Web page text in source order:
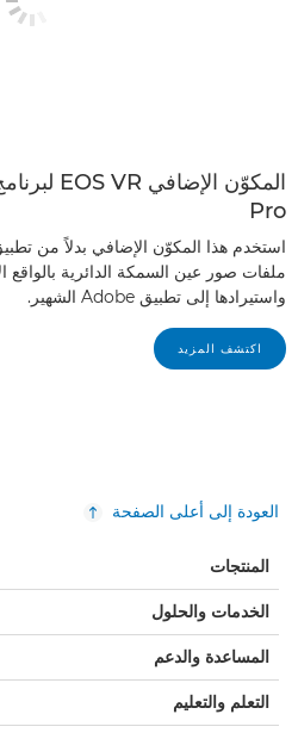
Pro
واستيرادها إلى تطبيق Adobe الشهير.
اكتشف المزيد
العودة إلى أعلى الصفحة
المنتجات
الخدمات والحلول
المساعدة والدعم
التعلم والتعليم